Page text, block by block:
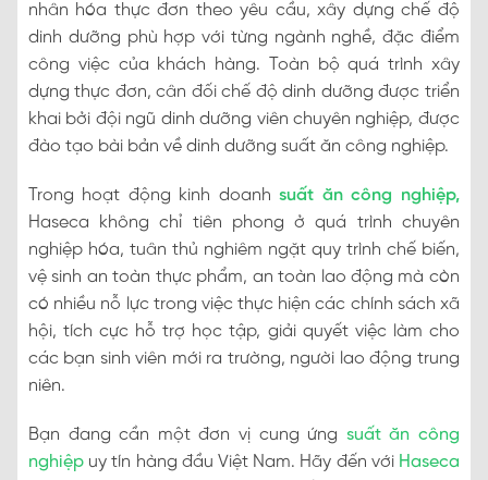
nhân hóa thực đơn theo yêu cầu, xây dựng chế độ
dinh dưỡng phù hợp với từng ngành nghề, đặc điểm
công việc của khách hàng. Toàn bộ quá trình xây
dựng thực đơn, cân đối chế độ dinh dưỡng được triển
khai bởi đội ngũ dinh dưỡng viên chuyên nghiệp, được
đào tạo bài bản về dinh dưỡng suất ăn công nghiệp.
Trong hoạt động kinh doanh suất ăn công nghiệp,
Haseca không chỉ tiên phong ở quá trình chuyên
nghiệp hóa, tuân thủ nghiêm ngặt quy trình chế biến,
vệ sinh an toàn thực phẩm, an toàn lao động mà còn
có nhiều nỗ lực trong việc thực hiện các chính sách xã
hội, tích cực hỗ trợ học tập, giải quyết việc làm cho
các bạn sinh viên mới ra trường, người lao động trung
niên.
Bạn đang cần một đơn vị cung ứng suất ăn công
nghiệp uy tín hàng đầu Việt Nam. Hãy đến với Haseca